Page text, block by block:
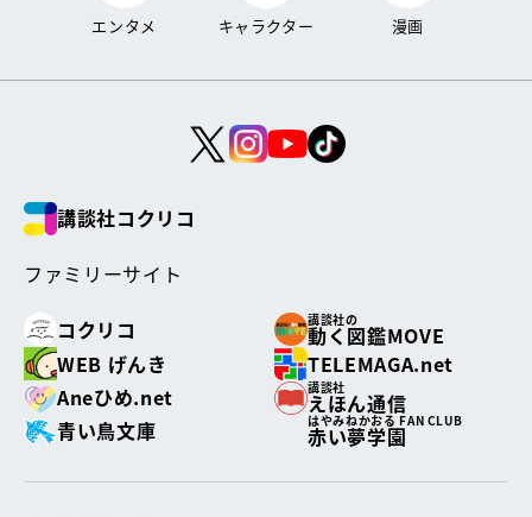
エンタメ キャラクター 漫画
講談社コクリコ
ファミリーサイト
コクリコ
講談社の
動く図鑑MOVE
WEB げんき
TELEMAGA.net
Aneひめ.net
講談社
えほん通信
青い鳥文庫
はやみねかおる FAN CLUB
赤い夢学園